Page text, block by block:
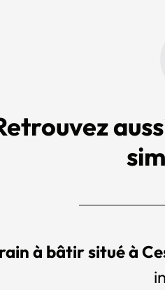
à bâtir situé à